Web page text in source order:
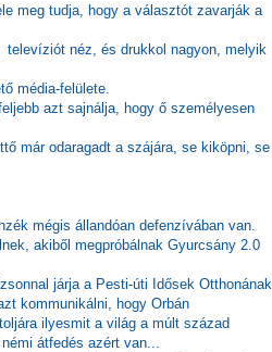
meg tudja, hogy a választót zavarják a
néz, és drukkol nagyon, melyik
média-felülete.
azt sajnálja, hogy ő személyesen
már odaragadt a szájára, se kiköpni, se
mégis állandóan defenzívában van.
akiből megpróbálnak Gyurcsány 2.0
járja a Pesti-úti Idősek Otthonának
kommunikálni, hogy Orbán
ilyesmit a világ a múlt század
átfedés azért van...